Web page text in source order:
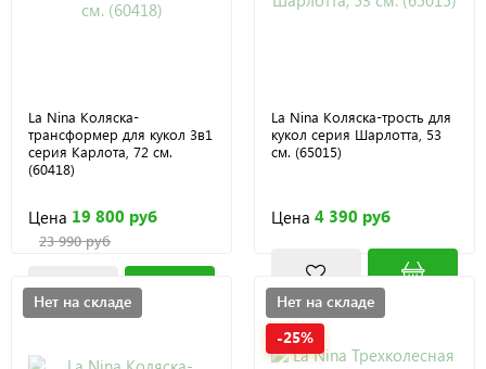
La Nina Коляска-
трансформер для кукол 3в1
серия Карлота, 72 см.
(60418)
Цена 19 800 руб
23 990 руб
La Nina Коляска-трость для
кукол серия Шарлотта, 53
см. (65015)
Цена 4 390 руб
Нет на складе
Нет на складе
-25%